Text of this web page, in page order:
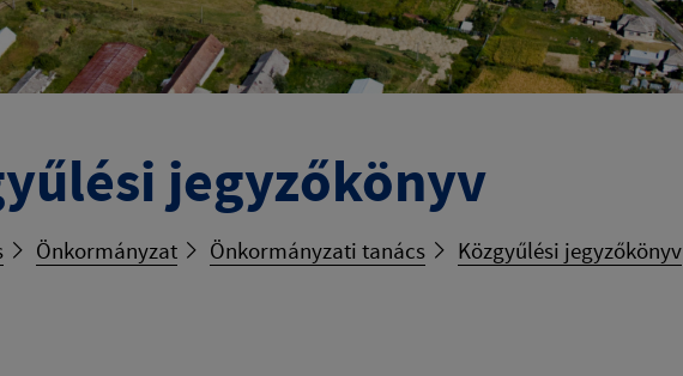
jegyzőkönyv
Önkormányzat Önkormányzati tanács Közgyűlési jegyzőkönyv